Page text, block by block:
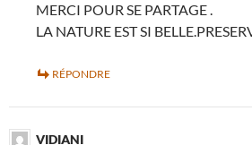
MERCI POUR SE PARTAGE .
LA NATURE EST SI
RÉPONDRE
VIDIANI